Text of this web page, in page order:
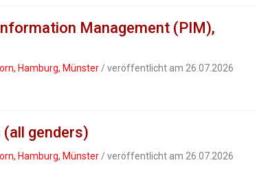
Management (PIM),
Hamburg, Münster / veröffentlicht am 26.07.2026
genders)
Hamburg, Münster / veröffentlicht am 26.07.2026